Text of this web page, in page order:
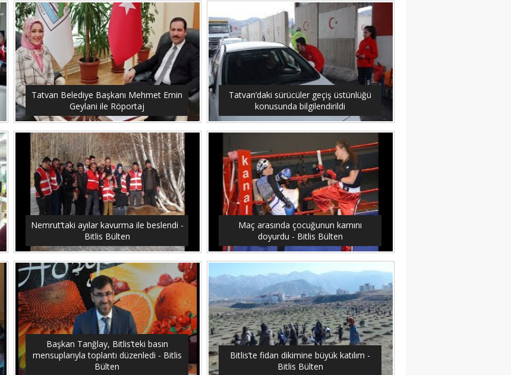
Tatvan Belediye Başkanı Mehmet Emin
Geylani ile Röportaj
Tatvan’daki sürücüler geçiş üstünlüğü
konusunda bilgilendirildi
Nemrut’taki ayılar kavurma ile beslendi -
Bitlis Bülten
Maç arasında çocuğunun karnını
doyurdu - Bitlis Bülten
Başkan Tanğlay, Bitlis’teki basın
mensuplarıyla toplantı düzenledi - Bitlis
Bülten
Bitlis’te fidan dikimine büyük katılım -
Bitlis Bülten